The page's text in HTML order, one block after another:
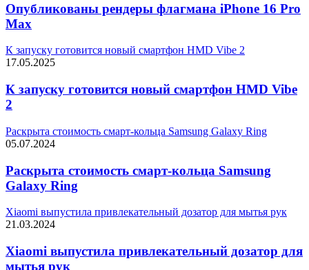
Опубликованы рендеры флагмана iPhone 16 Pro
Max
К запуску готовится новый смартфон HMD Vibe 2
17.05.2025
К запуску готовится новый смартфон HMD Vibe
2
Раскрыта стоимость смарт-кольца Samsung Galaxy Ring
05.07.2024
Раскрыта стоимость смарт-кольца Samsung
Galaxy Ring
Xiaomi выпустила привлекательный дозатор для мытья рук
21.03.2024
Xiaomi выпустила привлекательный дозатор для
мытья рук